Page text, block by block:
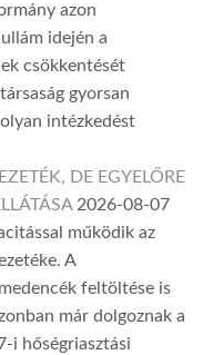
azon
idején a
csökkentését
gyorsan
intézkedést
DE EGYELŐRE
2026-08-07
működik az
A
feltöltése is
már dolgoznak a
i hőségriasztási